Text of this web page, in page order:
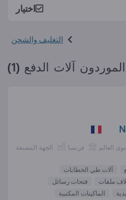
اختيار
التغليف والشحن
الموردون آلات الدفع (1)
الجهة المصنعة فرنسا العالم
آلات طي الخطابات
ملفات
فتحات رسائل
الماكينات المكتبية